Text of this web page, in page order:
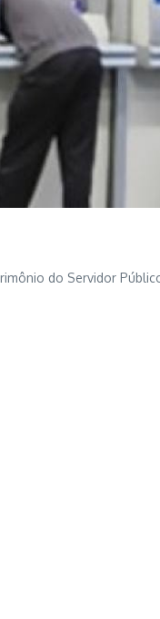
do Servidor